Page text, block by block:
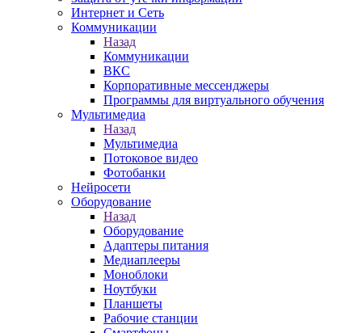
Интернет и Сеть
Коммуникации
Назад
Коммуникации
ВКС
Корпоративные мессенджеры
Программы для виртуального обучения
Мультимедиа
Назад
Мультимедиа
Потоковое видео
Фотобанки
Нейросети
Оборудование
Назад
Оборудование
Адаптеры питания
Медиаплееры
Моноблоки
Ноутбуки
Планшеты
Рабочие станции